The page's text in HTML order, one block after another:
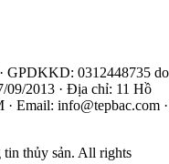
0312448735 do
2013 · Địa chỉ: 11 Hồ
· Email: info@tepbac.com ·
thủy sản. All rights